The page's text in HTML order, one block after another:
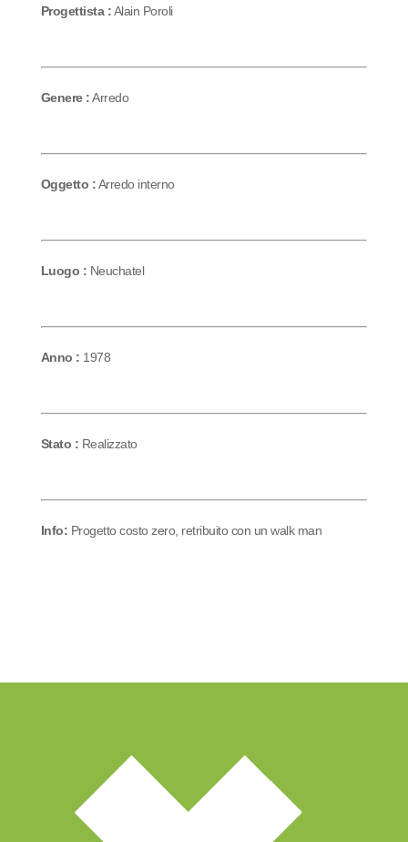
Progettista :Alain Poroli
Genere :Arredo
Oggetto :Arredo interno
Luogo : Neuchatel
Anno : 1978
Stato : Realizzato
Info: Progetto costo zero, retribuito con un walk man